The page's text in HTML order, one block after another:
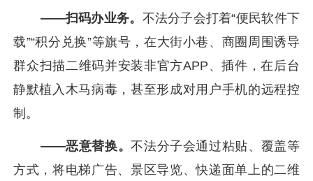
——扫码办业务。 不法分子会打着“便民软件下
载”“积分兑换”等旗号，在大街小巷、商圈周围诱导
群众扫描二维码并安装非官方APP、插件，在后台
静默植入木马病毒，甚至形成对用户手机的远程控
制。
——恶意替换。不法分子会通过粘贴、覆盖等
方式，将电梯广告、景区导览、快递面单上的二维